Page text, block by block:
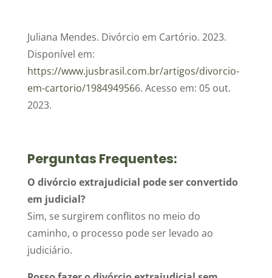
Juliana Mendes. Divórcio em Cartório. 2023.
Disponível em:
https://www.jusbrasil.com.br/artigos/divorcio-
em-cartorio/1984949566. Acesso em: 05 out.
2023.
Perguntas Frequentes:
O divórcio extrajudicial pode ser convertido
em judicial?
Sim, se surgirem conflitos no meio do
caminho, o processo pode ser levado ao
judiciário.